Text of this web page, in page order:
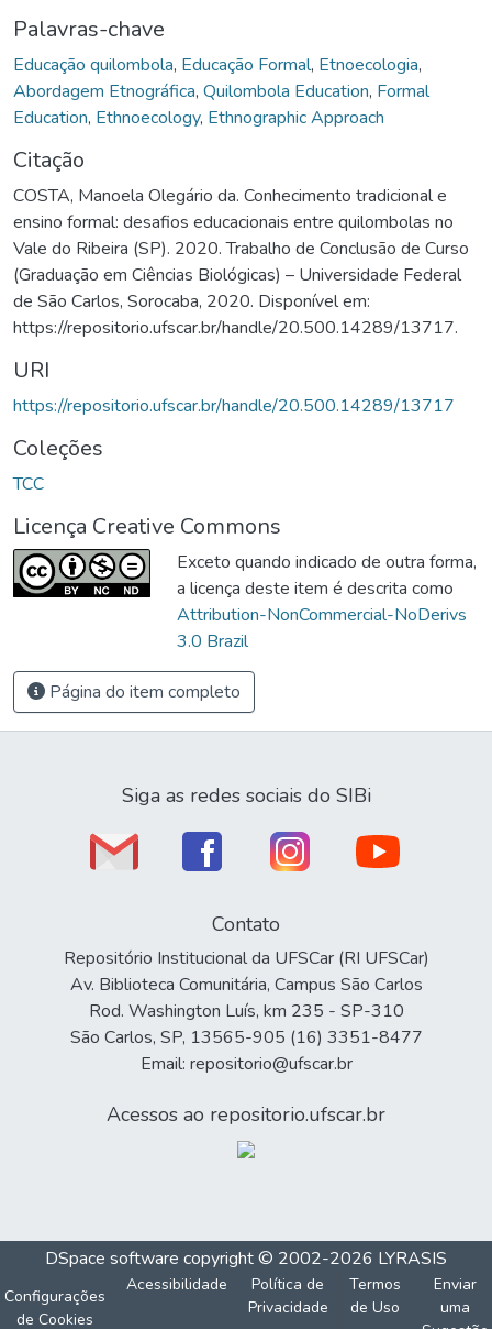
Palavras-chave
Educação quilombola, Educação Formal, Etnoecologia,
Abordagem Etnográfica, Quilombola Education, Formal
Education, Ethnoecology, Ethnographic Approach
Citação
COSTA, Manoela Olegário da. Conhecimento tradicional e
ensino formal: desafios educacionais entre quilombolas no
Vale do Ribeira (SP). 2020. Trabalho de Conclusão de Curso
(Graduação em Ciências Biológicas) – Universidade Federal
de São Carlos, Sorocaba, 2020. Disponível em:
https://repositorio.ufscar.br/handle/20.500.14289/13717.
URI
https://repositorio.ufscar.br/handle/20.500.14289/13717
Coleções
TCC
Licença Creative Commons
Exceto quando indicado de outra forma,
a licença deste item é descrita como
Attribution-NonCommercial-NoDerivs
3.0 Brazil
Página do item completo
Siga as redes sociais do SIBi
Contato
Repositório Institucional da UFSCar (RI UFSCar)
Av. Biblioteca Comunitária, Campus São Carlos
Rod. Washington Luís, km 235 - SP-310
São Carlos, SP, 13565-905 (16) 3351-8477
Email: repositorio@ufscar.br
Acessos ao repositorio.ufscar.br
DSpace software copyright © 2002-2026 LYRASIS
Configurações
de Cookies
Acessibilidade
Política de
Privacidade
Termos
de Uso
Enviar
uma